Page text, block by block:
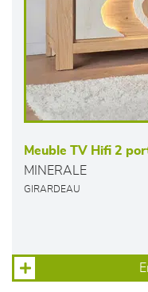
Meuble TV Hifi 2
MINERALE
GIRARDEAU